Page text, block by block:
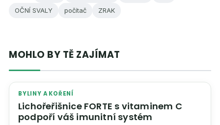
OČNÍ SVALY
počítač ZRAK
MOHLO BY TĚ ZAJÍMAT
BYLINY A KOŘENÍ
Lichořeřišnice FORTE s vitaminem C
podpoří váš imunitní systém